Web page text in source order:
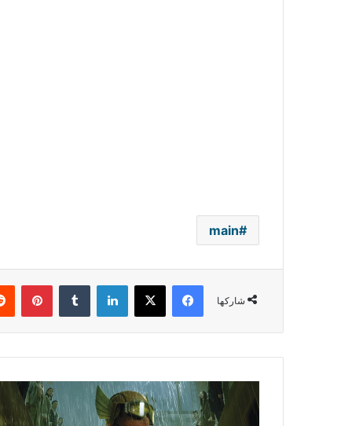
main
شاركها
فيسبوك ‫X لينكدإن
"غوندالا"
الإندونيسي